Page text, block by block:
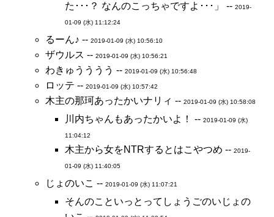
た･･･？ なんのこっちゃですよ･･･」 -- 2019-
01-09 (水) 11:12:24
るーん♪ -- 2019-01-09 (水) 10:56:10
ザウルス -- 2019-01-09 (水) 10:56:21
わきゅうううう -- 2019-01-09 (水) 10:56:48
ロッテ -- 2019-01-09 (水) 10:57:42
木主の那珂あったかいナリィ -- 2019-01-09 (水) 10:58:08
川内ちゃんもあったかいよ！ -- 2019-01-09 (水)
11:04:12
木主から女をNTRするとはこやつめ -- 2019-
01-09 (水) 11:40:05
じょのいこ -- 2019-01-09 (水) 11:07:21
そんのこといっとってしょうごのいじょの